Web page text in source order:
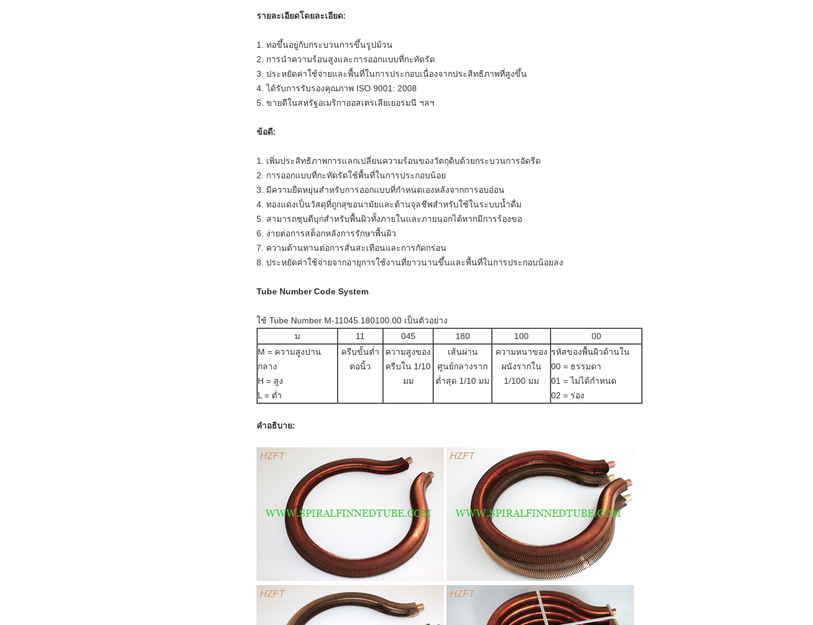
รายละเอียดโดยละเอียด:
1. ท่อขึ้นอยู่กับกระบวนการขึ้นรูปม้วน
2. การนำความร้อนสูงและการออกแบบที่กะทัดรัด
3. ประหยัดค่าใช้จ่ายและพื้นที่ในการประกอบเนื่องจากประสิทธิภาพที่สูงขึ้น
4. ได้รับการรับรองคุณภาพ ISO 9001: 2008
5. ขายดีในสหรัฐอเมริกาออสเตรเลียเยอรมนี ฯลฯ
ข้อดี:
1. เพิ่มประสิทธิภาพการแลกเปลี่ยนความร้อนของวัตถุดิบด้วยกระบวนการอัดรีด
2. การออกแบบที่กะทัดรัดใช้พื้นที่ในการประกอบน้อย
3. มีความยืดหยุ่นสำหรับการออกแบบที่กำหนดเองหลังจากการอบอ่อน
4. ทองแดงเป็นวัสดุที่ถูกสุขอนามัยและต้านจุลชีพสำหรับใช้ในระบบน้ำดื่ม
5. สามารถชุบดีบุกสำหรับพื้นผิวทั้งภายในและภายนอกได้หากมีการร้องขอ
6. ง่ายต่อการสต็อกหลังการรักษาพื้นผิว
7. ความต้านทานต่อการสั่นสะเทือนและการกัดกร่อน
8. ประหยัดค่าใช้จ่ายจากอายุการใช้งานที่ยาวนานขึ้นและพื้นที่ในการประกอบน้อยลง
Tube Number Code System
ใช้ Tube Number M-11045.180100.00 เป็นตัวอย่าง
ม
11 045 180 100
00
M = ความสูงปาน
กลาง
H = สูง
L = ต่ำ
ครีบขั้นต่ำ
ต่อนิ้ว
ความสูงของ
ครีบใน 1/10
มม
เส้นผ่าน
ศูนย์กลางราก
ต่ำสุด 1/10 มม
ความหนาของ
ผนังรากใน
1/100 มม
รหัสของพื้นผิวด้านใน
00 = ธรรมดา
01 = ไม่ได้กำหนด
02 = ร่อง
คำอธิบาย: